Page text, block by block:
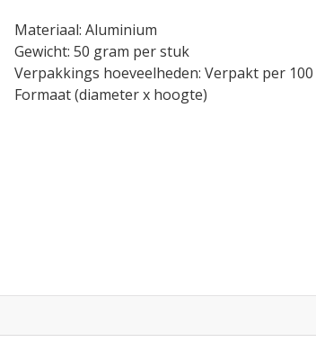
Materiaal: Aluminium
Gewicht: 50 gram per stuk
Verpakkings hoeveelheden: Verpakt per 100
Formaat (diameter x hoogte)